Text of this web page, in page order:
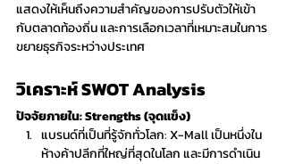
แสดงให้เห็นถึงความสำคัญของการปรับตัวให้เข้า
กับตลาดท้องถิ่น และการเลือกเวลาที่เหมาะสมในการ
ขยายธุรกิจระหว่างประเทศ
วิเคราะห์ SWOT Analysis
ปัจจัยภายใน: Strengths (จุดแข็ง)
แบรนด์ที่เป็นที่รู้จักทั่วโลก: X-Mall เป็นหนึ่งใน
ห้างค้าปลีกที่ใหญ่ที่สุดในโลก และมีการดำเนิน